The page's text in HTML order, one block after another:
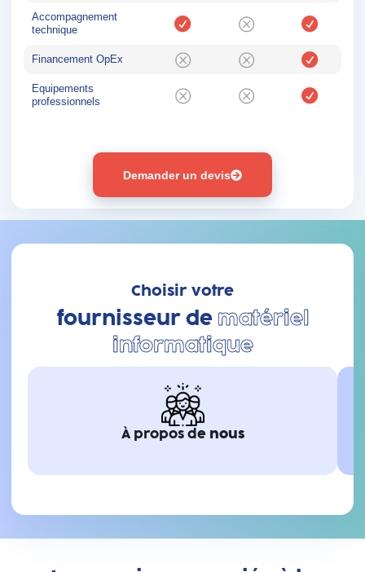
Accompagnement
technique
Financement OpEx
Equipements
professionnels
Demander un devis
Choisir votre
fournisseur de matériel
informatique
À propos de nous